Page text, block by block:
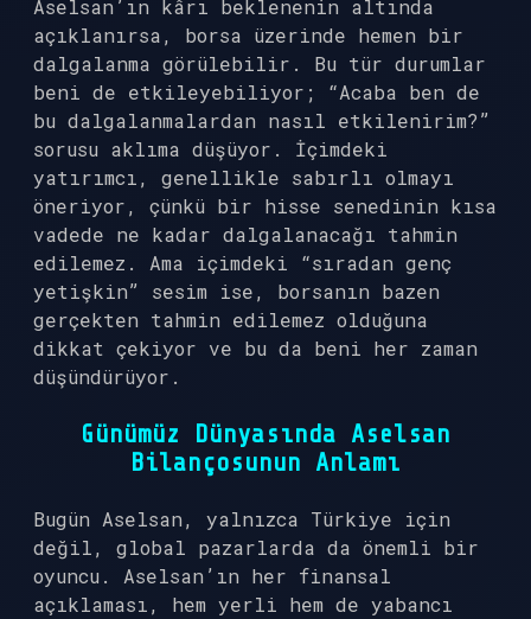
Aselsan’ın kârı beklenenin altında
açıklanırsa, borsa üzerinde hemen bir
dalgalanma görülebilir. Bu tür durumlar
beni de etkileyebiliyor; “Acaba ben de
bu dalgalanmalardan nasıl etkilenirim?”
sorusu aklıma düşüyor. İçimdeki
yatırımcı, genellikle sabırlı olmayı
öneriyor, çünkü bir hisse senedinin kısa
vadede ne kadar dalgalanacağı tahmin
edilemez. Ama içimdeki “sıradan genç
yetişkin” sesim ise, borsanın bazen
gerçekten tahmin edilemez olduğuna
dikkat çekiyor ve bu da beni her zaman
düşündürüyor.
Günümüz Dünyasında Aselsan
Bilançosunun Anlamı
Bugün Aselsan, yalnızca Türkiye için
değil, global pazarlarda da önemli bir
oyuncu. Aselsan’ın her finansal
açıklaması, hem yerli hem de yabancı